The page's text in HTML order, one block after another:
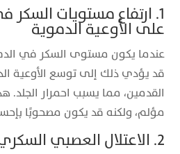
1. ارتفاع مستويات السكر
على الأوعية الدموية
عندما يكون مستوى السكر في الدم
قد يؤدي ذلك إلى توسع الأوعية
القدمين، مما يسبب احمرار الجلد.
مؤلم، ولكنه قد يكون مصحوبًا
2. الاعتلال العصبي السكري